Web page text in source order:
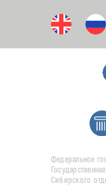
Федеральное
Сибирского